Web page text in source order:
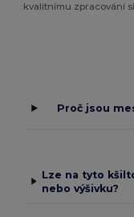
kvalitnímu zpracování
Proč jsou
Lze na tyto
nebo výšivku?